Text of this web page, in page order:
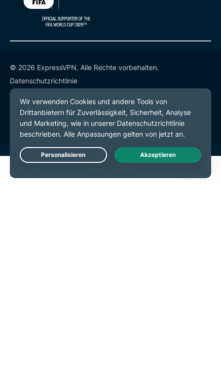
© 2026 ExpressVPN. Alle Rechte vorbehalten.
Datenschutzrichtlinie
Servicebedingungen
Cookie-Einstellungen
Live Chat